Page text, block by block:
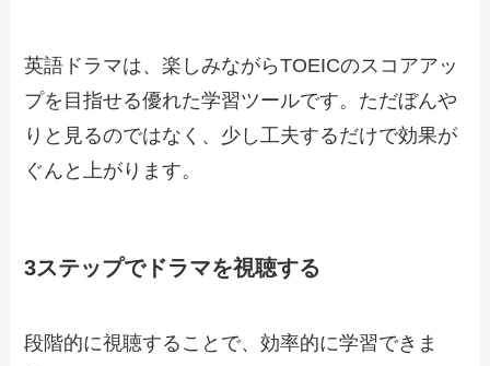
英語ドラマは、楽しみながらTOEICのスコアアッ
プを目指せる優れた学習ツールです。ただぼんや
りと見るのではなく、少し工夫するだけで効果が
ぐんと上がります。
3ステップでドラマを視聴する
段階的に視聴することで、効率的に学習できま